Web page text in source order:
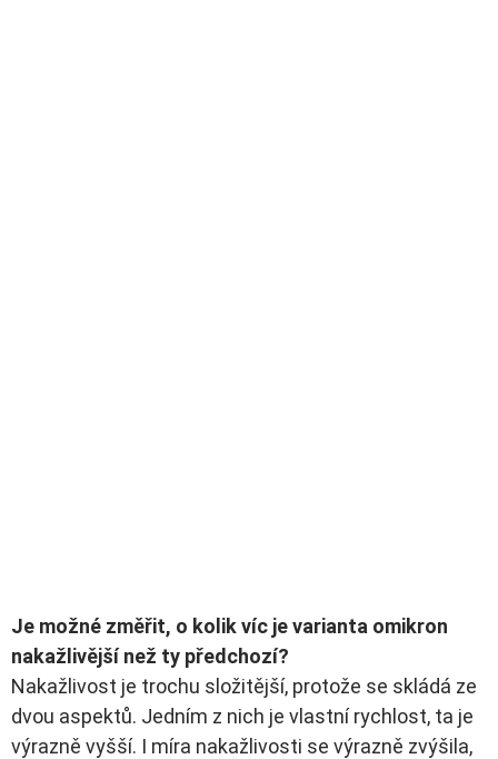
Je možné změřit, o kolik víc je varianta omikron
nakažlivější než ty předchozí?
Nakažlivost je trochu složitější, protože se skládá ze
dvou aspektů. Jedním z nich je vlastní rychlost, ta je
výrazně vyšší. I míra nakažlivosti se výrazně zvýšila,